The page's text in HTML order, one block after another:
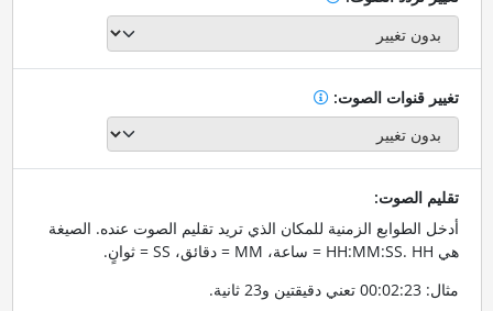
تغيير قنوات الصوت:
تقليم الصوت:
أدخل الطوابع الزمنية للمكان الذي تريد تقليم الصوت عنده. الصيغة
هي HH:MM:SS. HH = ساعة، MM = دقائق، SS = ثوانٍ.
مثال: 00:02:23 تعني دقيقتين و23 ثانية.